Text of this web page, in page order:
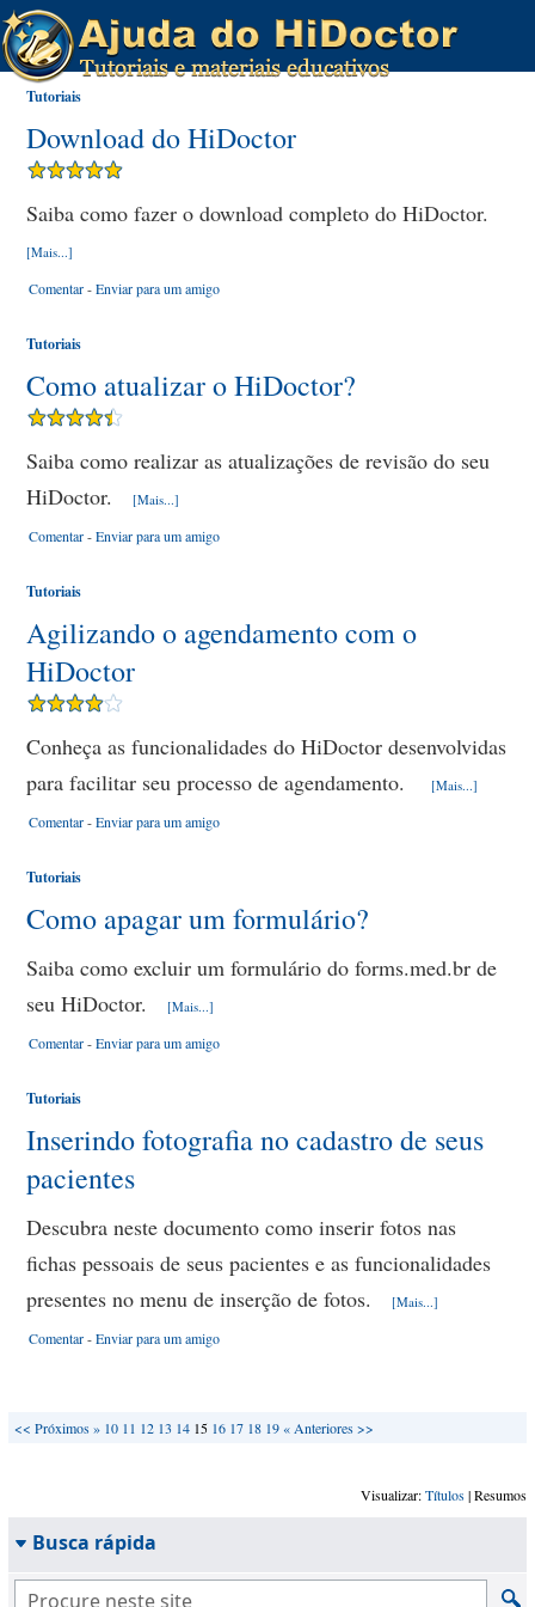
Tutoriais
Download do HiDoctor
Saiba como fazer o download completo do HiDoctor.
[Mais...]
Comentar-Enviar para um amigo
Tutoriais
Como atualizar o HiDoctor?
Saiba como realizar as atualizações de revisão do seu
HiDoctor.
[Mais...]
Comentar-Enviar para um amigo
Tutoriais
Agilizando o agendamento com o
HiDoctor
Conheça as funcionalidades do HiDoctor desenvolvidas
para facilitar seu processo de agendamento.
[Mais...]
Comentar-Enviar para um amigo
Tutoriais
Como apagar um formulário?
Saiba como excluir um formulário do forms.med.br de
seu HiDoctor.
[Mais...]
Comentar-Enviar para um amigo
Tutoriais
Inserindo fotografia no cadastro de seus
pacientes
Descubra neste documento como inserir fotos nas
fichas pessoais de seus pacientes e as funcionalidades
presentes no menu de inserção de fotos.
[Mais...]
Comentar-Enviar para um amigo
<< Próximos » 10 11 12 13 14 15 16 17 18 19« Anteriores>>
Visualizar:Títulos| Resumos
Busca rápida